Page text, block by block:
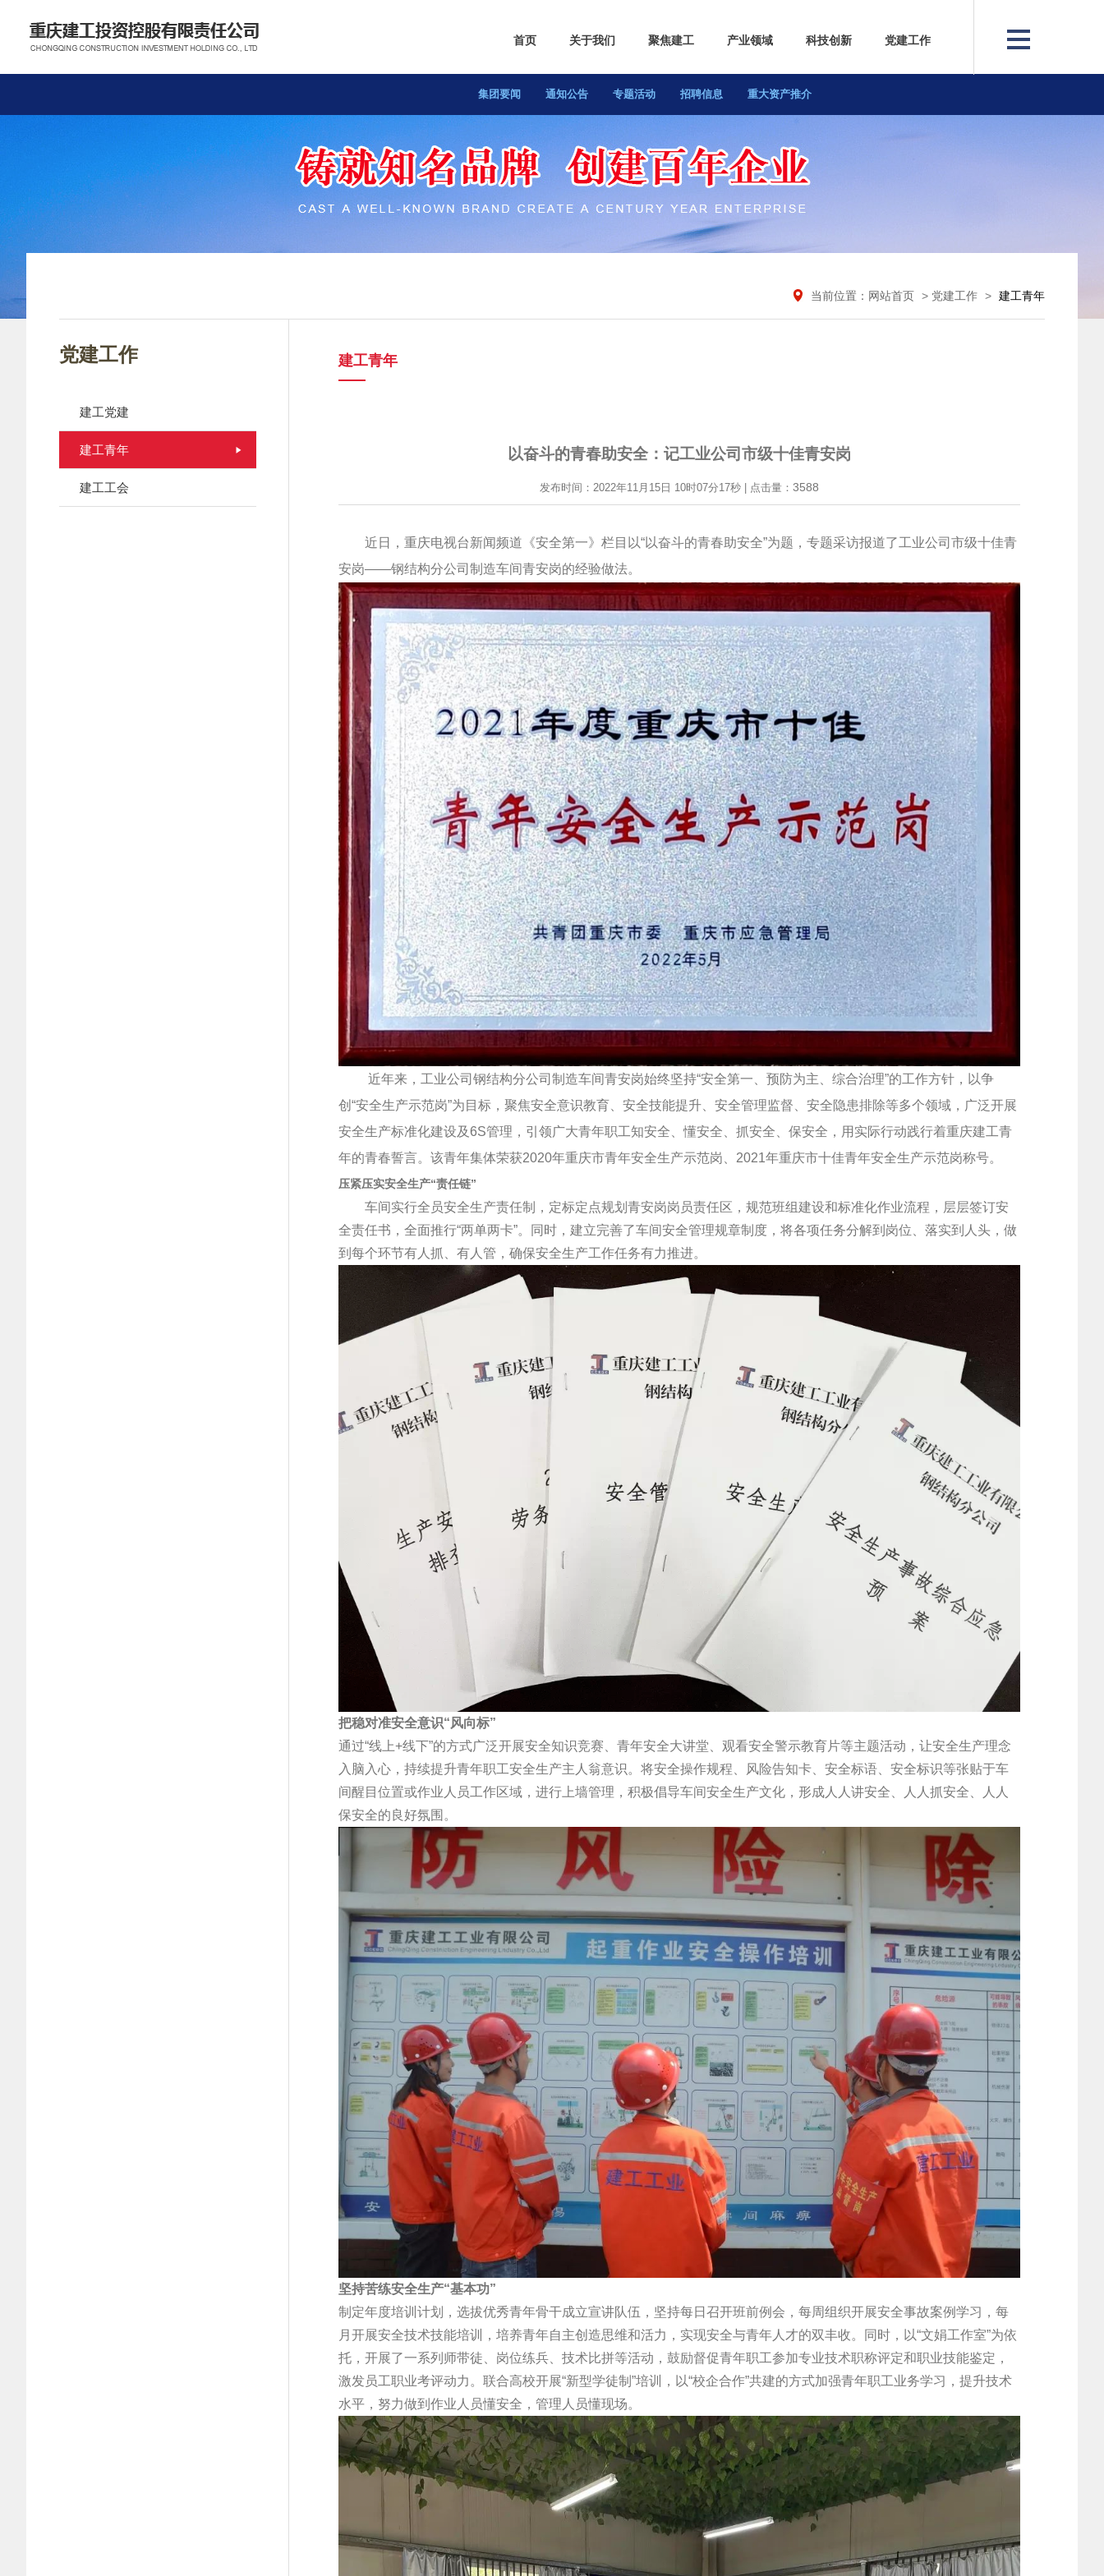
首页 关于我们 聚焦建工 产业领域 科技创新 党建工作
集团概况 董事长致辞 企业文化 组织架构 资质荣誉
集团要闻 通知公告 专题活动 招聘信息 重大资产推介
当前位置：网站首页 > 党建工作 > 建工青年
党建工作
建工党建
建工青年
建工工会
建工青年
以奋斗的青春助安全：记工业公司市级十佳青安岗
发布时间：2022年11月15日 10时07分17秒 | 点击量： 3588
近日，重庆电视台新闻频道《安全第一》栏目以“以奋斗的青春助安全”为题，专题采访报道了工业公司市级十佳青
安岗——钢结构分公司制造车间青安岗的经验做法。
近年来，工业公司钢结构分公司制造车间青安岗始终坚持“安全第一、预防为主、综合治理”的工作方针，以争
创“安全生产示范岗”为目标，聚焦安全意识教育、安全技能提升、安全管理监督、安全隐患排除等多个领域，广泛开展
安全生产标准化建设及6S管理，引领广大青年职工知安全、懂安全、抓安全、保安全，用实际行动践行着重庆建工青
年的青春誓言。该青年集体荣获2020年重庆市青年安全生产示范岗、2021年重庆市十佳青年安全生产示范岗称号。
压紧压实安全生产“责任链”
车间实行全员安全生产责任制，定标定点规划青安岗岗员责任区，规范班组建设和标准化作业流程，层层签订安
全责任书，全面推行“两单两卡”。同时，建立完善了车间安全管理规章制度，将各项任务分解到岗位、落实到人头，做
到每个环节有人抓、有人管，确保安全生产工作任务有力推进。
把稳对准安全意识“风向标”
通过“线上+线下”的方式广泛开展安全知识竞赛、青年安全大讲堂、观看安全警示教育片等主题活动，让安全生产理念
入脑入心，持续提升青年职工安全生产主人翁意识。将安全操作规程、风险告知卡、安全标语、安全标识等张贴于车
间醒目位置或作业人员工作区域，进行上墙管理，积极倡导车间安全生产文化，形成人人讲安全、人人抓安全、人人
保安全的良好氛围。
坚持苦练安全生产“基本功”
制定年度培训计划，选拔优秀青年骨干成立宣讲队伍，坚持每日召开班前例会，每周组织开展安全事故案例学习，每
月开展安全技术技能培训，培养青年自主创造思维和活力，实现安全与青年人才的双丰收。同时，以“文娟工作室”为依
托，开展了一系列师带徒、岗位练兵、技术比拼等活动，鼓励督促青年职工参加专业技术职称评定和职业技能鉴定，
激发员工职业考评动力。联合高校开展“新型学徒制”培训，以“校企合作”共建的方式加强青年职工业务学习，提升技术
水平，努力做到作业人员懂安全，管理人员懂现场。